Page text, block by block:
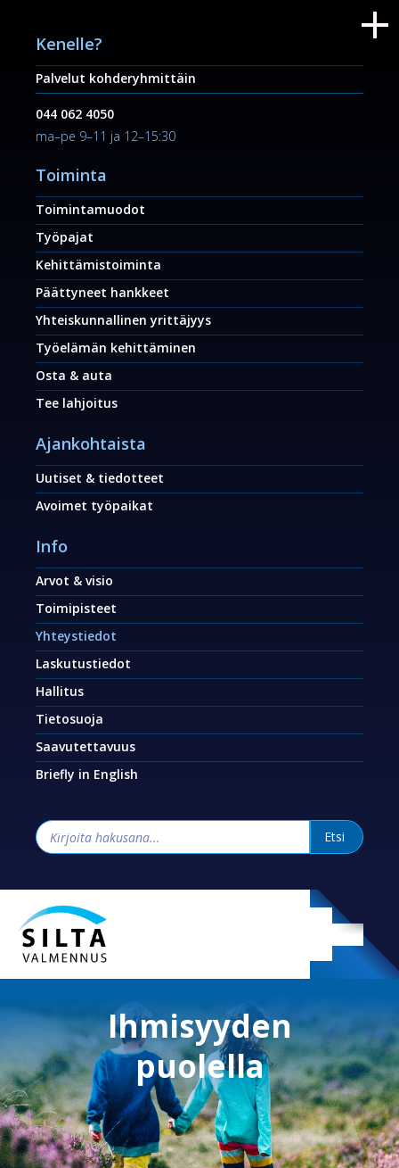
Kenelle?
Palvelut kohderyhmittäin
044 062 4050
ma–pe 9–11 ja 12–15:30
Toiminta
Toimintamuodot
Työpajat
Kehittämistoiminta
Päättyneet hankkeet
Yhteiskunnallinen yrittäjyys
Työelämän kehittäminen
Osta & auta
Tee lahjoitus
Ajankohtaista
Uutiset & tiedotteet
Avoimet työpaikat
Info
Arvot & visio
Toimipisteet
Yhteystiedot
Laskutustiedot
Hallitus
Tietosuoja
Saavutettavuus
Briefly in English
Ihmisyyden
puolella